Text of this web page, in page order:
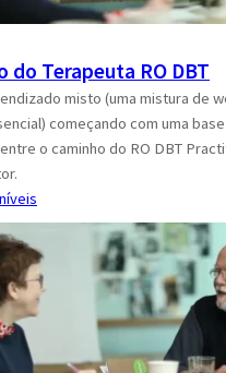
do Terapeuta RO DBT
misto (uma mistura de
começando com uma
o caminho do RO DBT